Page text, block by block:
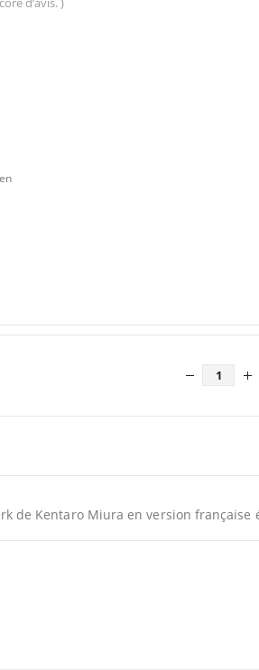
de Kentaro Miura en version française